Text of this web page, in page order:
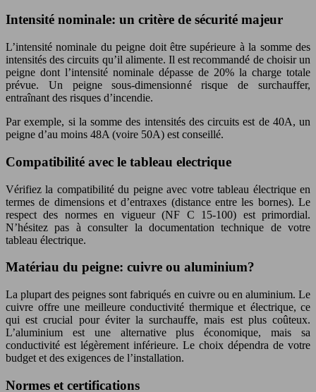
Intensité nominale: un critère de sécurité majeur
L’intensité nominale du peigne doit être supérieure à la somme des
intensités des circuits qu’il alimente. Il est recommandé de choisir un
peigne dont l’intensité nominale dépasse de 20% la charge totale
prévue. Un peigne sous-dimensionné risque de surchauffer,
entraînant des risques d’incendie.
Par exemple, si la somme des intensités des circuits est de 40A, un
peigne d’au moins 48A (voire 50A) est conseillé.
Compatibilité avec le tableau electrique
Vérifiez la compatibilité du peigne avec votre tableau électrique en
termes de dimensions et d’entraxes (distance entre les bornes). Le
respect des normes en vigueur (NF C 15-100) est primordial.
N’hésitez pas à consulter la documentation technique de votre
tableau électrique.
Matériau du peigne: cuivre ou aluminium?
La plupart des peignes sont fabriqués en cuivre ou en aluminium. Le
cuivre offre une meilleure conductivité thermique et électrique, ce
qui est crucial pour éviter la surchauffe, mais est plus coûteux.
L’aluminium est une alternative plus économique, mais sa
conductivité est légèrement inférieure. Le choix dépendra de votre
budget et des exigences de l’installation.
Normes et certifications